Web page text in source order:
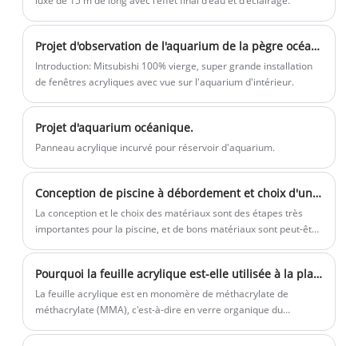
acryliques à ultra-haute transparence.
Quelles que soient les tailles, les radians
et l'épaisseur, nous pouvons
personnaliser la production, tester et
rapport de recommandation d'épaisseur
le plus fiable et le plus sûr. La fabrication
Kingsign est également appelée
fabrication intelligente.
Projet d'observation de l'aquarium de la pègre océanique.
Introduction: Mitsubishi 100% vierge, super grande installation
de fenêtres acryliques avec vue sur l'aquarium d'intérieur.
Projet d'aquarium océanique.
Panneau acrylique incurvé pour réservoir d'aquarium.
Conception de piscine à débordement et choix d'un mur de piscine à débordement
La conception et le choix des matériaux sont des étapes très
importantes pour la piscine, et de bons matériaux sont peut-être
Pourquoi la feuille acrylique est-elle utilisée à la place du verre comme fenêtres de piscine?
La feuille acrylique est en monomère de méthacrylate de
méthacrylate (MMA), c'est-à-dire en verre organique du